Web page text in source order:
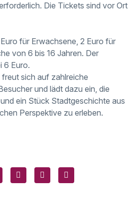
Die Tickets sind vor Ort
für Erwachsene, 2 Euro für
von 6 bis 16 Jahren. Der
6 Euro.
sich auf zahlreiche
und lädt dazu ein, die
ein Stück Stadtgeschichte aus
Perspektive zu erleben.